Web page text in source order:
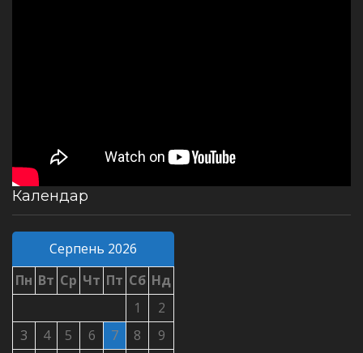
Календар
Серпень 2026
Пн Вт Ср Чт Пт Сб Нд
1
2
3
4 5 6 7 8
9